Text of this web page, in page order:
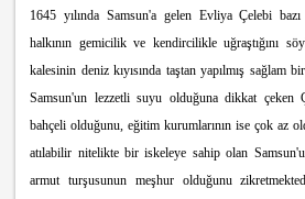
1645 yılında Samsun'a gelen Evliya Çelebi
halkının gemicilik ve kendircilikle uğraştığını
kalesinin deniz kıyısında taştan yapılmış sağlam
Samsun'un lezzetli suyu olduğuna dikkat çeken
bahçeli olduğunu, eğitim kurumlarının ise çok az
atılabilir nitelikte bir iskeleye sahip olan
armut turşusunun meşhur olduğunu